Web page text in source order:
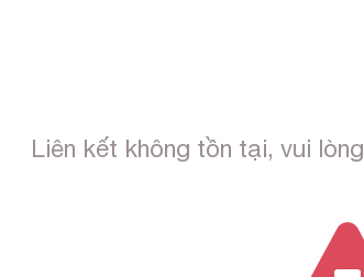
Liên kết không tồn tại, vui lòng